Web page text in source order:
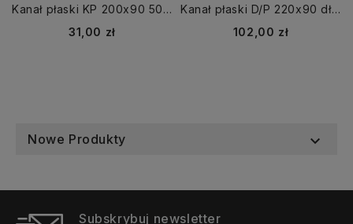
Kanał płaski KP 200x90 500 mm 0,5 mb prostokątny
Cena
31,00 zł
Kanał płaski D/P 220x90 dł. 1,5 m
Cena
102,00 zł
Nowe Produkty 
Subskrybuj newsletter